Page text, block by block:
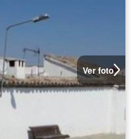
Ver foto